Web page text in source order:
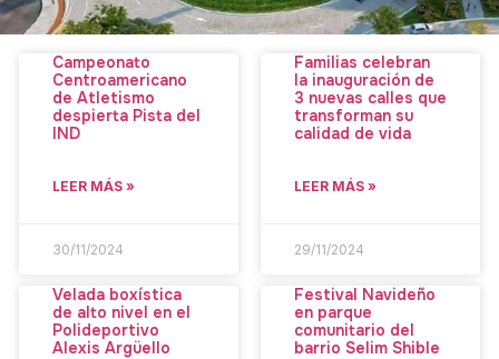
Campeonato
Centroamericano
de Atletismo
despierta Pista del
IND
LEER MÁS »
30/11/2024
Familias celebran
la inauguración de
3 nuevas calles que
transforman su
calidad de vida
LEER MÁS »
29/11/2024
Velada boxística
de alto nivel en el
Polideportivo
Alexis Argüello
Festival Navideño
en parque
comunitario del
barrio Selim Shible